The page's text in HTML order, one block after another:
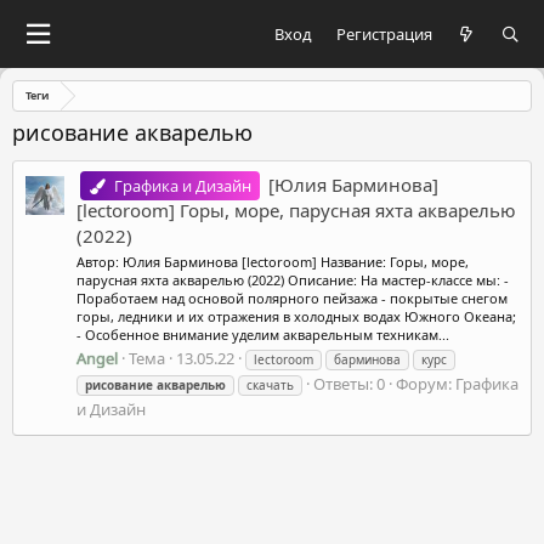
Вход Регистрация
Теги
рисование акварелью
Графика и Дизайн
[Юлия Барминова]
[lectoroom] Горы, море, парусная яхта акварелью
(2022)
Автор: Юлия Барминова [lectoroom] Название: Горы, море,
парусная яхта акварелью (2022) Описание: На мастер-классе мы: -
Поработаем над основой полярного пейзажа - покрытые снегом
горы, ледники и их отражения в холодных водах Южного Океана;
- Особенное внимание уделим акварельным техникам...
Angel Тема 13.05.22 lectoroom барминова
курс
рисование акварелью скачать Ответы: 0 Форум: Графика
и Дизайн